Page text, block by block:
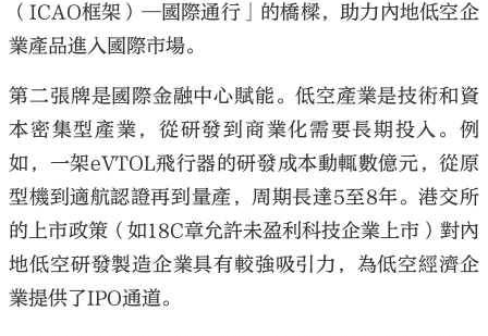
（ICAO框架）─國際通行」的橋樑，助力內地低空企
業產品進入國際市場。
第二張牌是國際金融中心賦能。低空產業是技術和資
本密集型產業，從研發到商業化需要長期投入。例
如，一架eVTOL飛行器的研發成本動輒數億元，從原
型機到適航認證再到量產，周期長達5至8年。港交所
的上市政策（如18C章允許未盈利科技企業上市）對內
地低空研發製造企業具有較強吸引力，為低空經濟企
業提供了IPO通道。